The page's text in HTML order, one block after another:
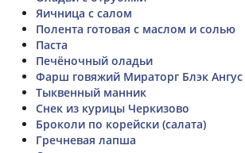
Яичница с салом
Полента готовая с маслом и солью
Паста
Печёночный оладьи
Фарш говяжий Мираторг Блэк Ангус
Тыквенный манник
Снек из курицы Черкизово
Броколи по корейски (салата)
Гречневая лапша